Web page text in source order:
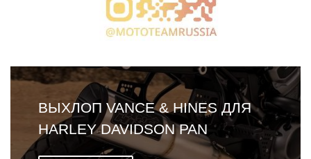
ВЫХЛОП VANCE & HINES ДЛЯ
HARLEY DAVIDSON PAN
AMERICA